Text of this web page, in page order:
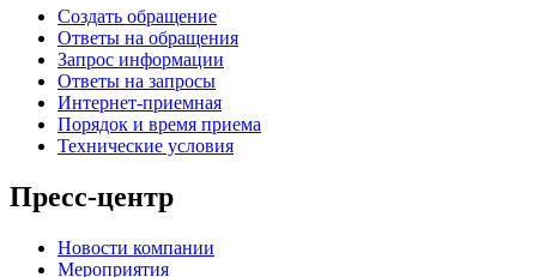
Создать обращение
Ответы на обращения
Запрос информации
Ответы на запросы
Интернет-приемная
Порядок и время приема
Технические условия
Пресс-центр
Новости компании
Мероприятия